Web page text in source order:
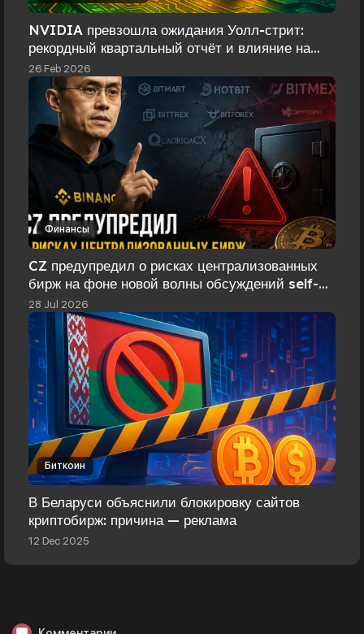
NVIDIA превзошла ожидания Уолл‑стрит:
рекордный квартальный отчёт и влияние на
крипторынок
26 Feb 2026
Финансы
CZ предупредил о рисках централизованных
бирж на фоне новой волны обсуждений self-
custody
28 Jul 2026
Биткоин
В Беларуси объяснили блокировку сайтов
криптобирж: причина — реклама
12 Dec 2025